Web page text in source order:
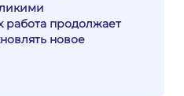
продолжает
новое